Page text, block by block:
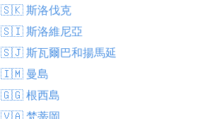
🇸🇰 斯洛伐克
🇸🇮 斯洛維尼亞
🇸🇯 斯瓦爾巴和揚馬延
🇮🇲 曼島
🇬🇬 根西島